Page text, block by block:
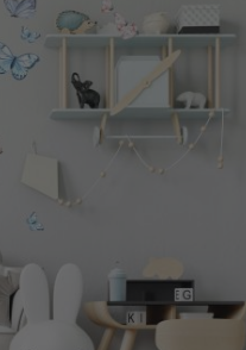
- Wo alles begann